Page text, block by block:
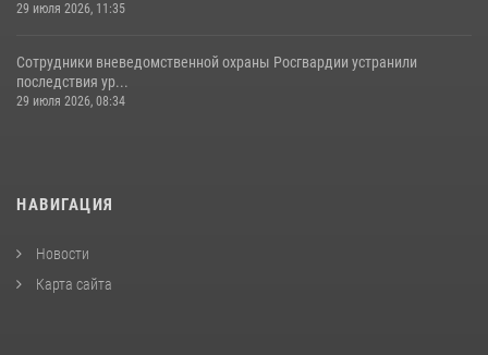
29 июля 2026, 11:35
Сотрудники вневедомственной охраны Росгвардии устранили
последствия ур...
29 июля 2026, 08:34
НАВИГАЦИЯ
Новости
Карта сайта